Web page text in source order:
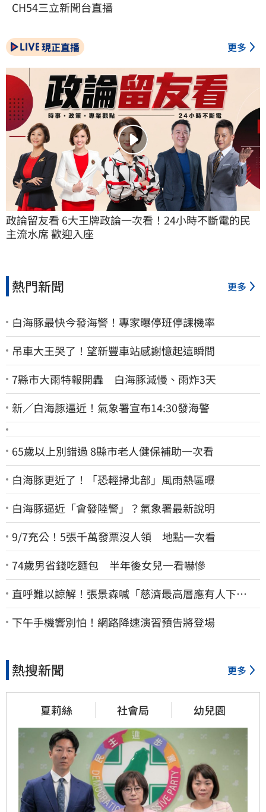
CH54三立新聞台直播
現正直播 更多
政論留友看 6大王牌政論一次看！24小時不斷電的民
主流水席 歡迎入座
熱門新聞 更多
白海豚最快今發海警！專家曝停班停課機率
吊車大王哭了！望新豐車站感謝憶起這瞬間
7縣市大雨特報開轟 白海豚減慢、雨炸3天
新／白海豚逼近！氣象署宣布14:30發海警
65歲以上別錯過 8縣市老人健保補助一次看
白海豚更近了！「恐輕掃北部」風雨熱區曝
白海豚逼近「會發陸警」？氣象署最新說明
9/7充公！5張千萬發票沒人領 地點一次看
74歲男省錢吃麵包 半年後女兒一看嚇慘
直呼難以諒解！張景森喊「慈濟最高層應有人下
台」：受害者是捐款的大眾
下午手機響別怕！網路降速演習預告將登場
熱搜新聞 更多
夏莉絲 社會局 幼兒園